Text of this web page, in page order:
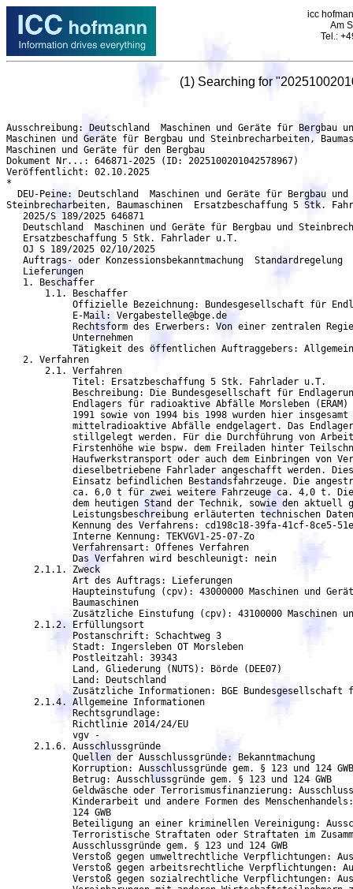
icc
Am
Tel.:
(1) Searching for
Ausschreibung: Deutschland  Maschinen und Geräte für Bergbau und Steinbrecharbeiten, Baumaschinen  Ersatzbeschaffung 5 Stk. Fahrlader u.T. - DEU-Peine
Maschinen und Geräte für Bergbau und Steinbrecharbeiten, Baumaschinen
Maschinen und Geräte für den Bergbau
Dokument Nr...: 646871-2025 (ID: 2025100201042578967)
Veröffentlicht: 02.10.2025
*
  DEU-Peine: Deutschland  Maschinen und Geräte für Bergbau und
Steinbrecharbeiten, Baumaschinen  Ersatzbeschaffung 5 Stk. Fahrlader u.T.
   2025/S 189/2025 646871
   Deutschland  Maschinen und Geräte für Bergbau und Steinbrecharbeiten, Baumaschinen 
   Ersatzbeschaffung 5 Stk. Fahrlader u.T.
   OJ S 189/2025 02/10/2025
   Auftrags- oder Konzessionsbekanntmachung  Standardregelung
   Lieferungen
   1. Beschaffer
       1.1. Beschaffer
            Offizielle Bezeichnung: Bundesgesellschaft für Endlagerung mbH (BGE)
	    E-Mail: Vergabestelle@bge.de
            Rechtsform des Erwerbers: Von einer zentralen Regierungsbehörde kontrolliertes öffentliches
	    Unternehmen
            Tätigkeit des öffentlichen Auftraggebers: Allgemeine öffentliche Verwaltung
   2. Verfahren
       2.1. Verfahren
	    Titel: Ersatzbeschaffung 5 Stk. Fahrlader u.T.
            Beschreibung: Die Bundesgesellschaft für Endlagerung mbH (BGE) ist Betreiber des
            Endlagers für radioaktive Abfälle Morsleben (ERAM) in Sachsen-Anhalt. Zwischen 1971 und
	    1991 sowie von 1994 bis 1998 wurden hier insgesamt rund 37.000 Kubikmeter schwach- und
            mittelradioaktive Abfälle endgelagert. Das Endlager soll zukünftig unter Verbleib der Abfälle
            stillgelegt werden. Für die Durchführung von Arbeiten in engen Grubenräumen mit niedriger
            Firstenhöhe wie bspw. dem Freiladen hinter Teilschnittmaschinen, dem allgemeinen
            Haufwerkstransport oder auch dem Einbringen von Versatzmaterial, sollen fünf
	    dieselbetriebene Fahrlader angeschafft werden. Diese dienen dem Ersatz der aktuell im
            Einsatz befindlichen Bestandsfahrzeuge. Die angestrebte Nutzlast beträgt für drei Fahrzeuge
            ca. 6,0 t für zwei weitere Fahrzeuge ca. 4,0 t. Die Fahrzeuge sollen konstruktiv und technisch
	    dem heutigen Stand der Technik, sowie den aktuell geltenden und innerhalb der
            Leistungsbeschreibung erläuterten technischen Daten, Gesetzen und Normen entsprechen.
	    Kennung des Verfahrens: cd198c18-39fa-41cf-8ce5-51ebaaaf2ff7
	    Interne Kennung: TEKVGV1-25-07-Zo
	    Verfahrensart: Offenes Verfahren
	    Das Verfahren wird beschleunigt: nein
     2.1.1. Zweck
	    Art des Auftrags: Lieferungen
            Haupteinstufung (cpv): 43000000 Maschinen und Geräte für Bergbau und Steinbrecharbeiten,
	    Baumaschinen
            Zusätzliche Einstufung (cpv): 43100000 Maschinen und Geräte für den Bergbau
     2.1.2. Erfüllungsort
	    Postanschrift: Schachtweg 3
	    Stadt: Ingersleben OT Morsleben
	    Postleitzahl: 39343
            Land, Gliederung (NUTS): Börde (DEE07)
	    Land: Deutschland
            Zusätzliche Informationen: BGE Bundesgesellschaft für Endlagerung Endlager Morsleben
     2.1.4. Allgemeine Informationen
	    Rechtsgrundlage:
	    Richtlinie 2014/24/EU
	    vgv -
     2.1.6. Ausschlussgründe
            Quellen der Ausschlussgründe: Bekanntmachung
            Korruption: Ausschlussgründe gem. § 123 und 124 GWB
            Betrug: Ausschlussgründe gem. § 123 und 124 GWB
            Geldwäsche oder Terrorismusfinanzierung: Ausschlussgründe gem. § 123 und 124 GWB
            Kinderarbeit und andere Formen des Menschenhandels: Ausschlussgründe gem. § 123 und
	    124 GWB
            Beteiligung an einer kriminellen Vereinigung: Ausschlussgründe gem. § 123 und 124 GWB
            Terroristische Straftaten oder Straftaten im Zusammenhang mit terroristischen Aktivitäten:
            Ausschlussgründe gem. § 123 und 124 GWB
            Verstoß gegen umweltrechtliche Verpflichtungen: Ausschlussgründe gem. § 123 und 124 GWB
            Verstoß gegen arbeitsrechtliche Verpflichtungen: